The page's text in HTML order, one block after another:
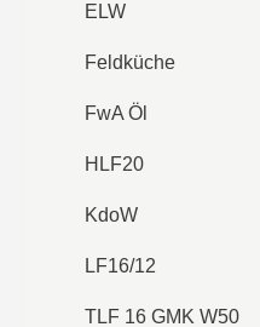
ELW
Feldküche
FwA Öl
HLF20
KdoW
LF16/12
TLF 16 GMK W50